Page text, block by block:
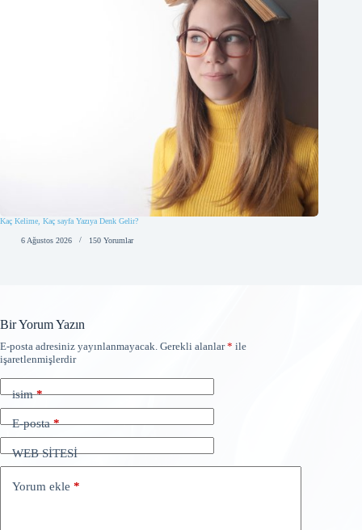
Kaç Kelime, Kaç sayfa Yazıya Denk Gelir?
6 Ağustos 2026 150 Yorumlar
Bir Yorum Yazın
E-posta adresiniz yayınlanmayacak. Gerekli alanlar* ile
işaretlenmişlerdir
isim*
E-posta*
WEB SİTESİ
Yorum ekle *